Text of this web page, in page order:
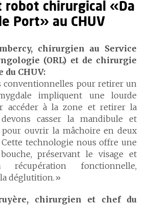
robot chirurgical «Da
Port» au CHUV
chirurgien au Service
(ORL) et de chirurgie
du CHUV:
conventionnelles pour retirer un
impliquent une lourde
accéder à la zone et retirer la
casser la mandibule et
ouvrir la mâchoire en deux
Cette technologie nous offre une
préservant le visage et
récupération fonctionnelle,
déglutition.»
chirurgien et chef du